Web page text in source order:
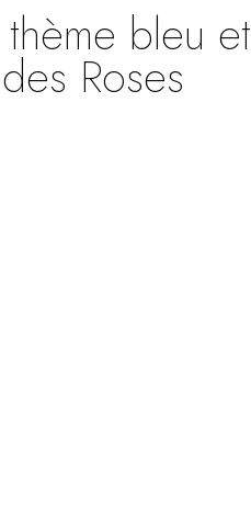
bleu et
Roses